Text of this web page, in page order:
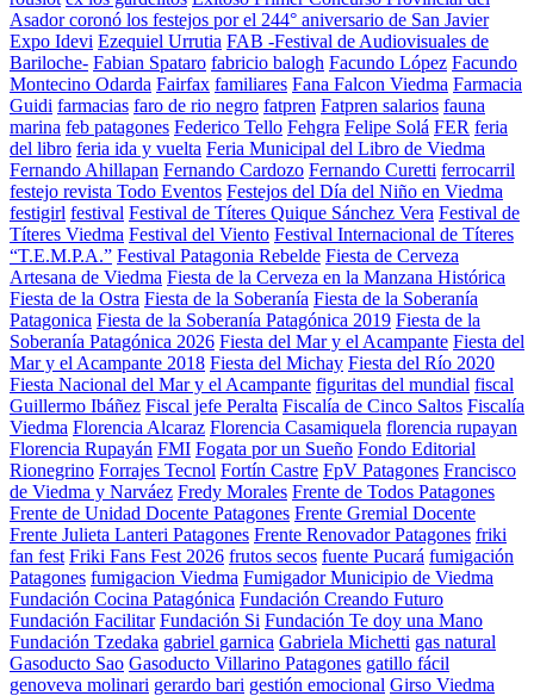
Asador coronó los festejos por el 244° aniversario de San Javier
Expo Idevi Ezequiel Urrutia FAB -Festival de Audiovisuales de
Bariloche- Fabian Spataro fabricio balogh Facundo López Facundo
Montecino Odarda Fairfax familiares Fana Falcon Viedma Farmacia
Guidi farmacias faro de rio negro fatpren Fatpren salarios fauna
marina feb patagones Federico Tello Fehgra Felipe Solá FER feria
del libro feria ida y vuelta Feria Municipal del Libro de Viedma
Fernando Ahillapan Fernando Cardozo Fernando Curetti ferrocarril
festejo revista Todo Eventos Festejos del Día del Niño en Viedma
festigirl festival Festival de Títeres Quique Sánchez Vera Festival de
Títeres Viedma Festival del Viento Festival Internacional de Títeres
“T.E.M.P.A.” Festival Patagonia Rebelde Fiesta de Cerveza
Artesana de Viedma Fiesta de la Cerveza en la Manzana Histórica
Fiesta de la Ostra Fiesta de la Soberanía Fiesta de la Soberanía
Patagonica Fiesta de la Soberanía Patagónica 2019 Fiesta de la
Soberanía Patagónica 2026 Fiesta del Mar y el Acampante Fiesta del
Mar y el Acampante 2018 Fiesta del Michay Fiesta del Río 2020
Fiesta Nacional del Mar y el Acampante figuritas del mundial fiscal
Guillermo Ibáñez Fiscal jefe Peralta Fiscalía de Cinco Saltos Fiscalía
Viedma Florencia Alcaraz Florencia Casamiquela florencia rupayan
Florencia Rupayán FMI Fogata por un Sueño Fondo Editorial
Rionegrino Forrajes Tecnol Fortín Castre FpV Patagones Francisco
de Viedma y Narváez Fredy Morales Frente de Todos Patagones
Frente de Unidad Docente Patagones Frente Gremial Docente
Frente Julieta Lanteri Patagones Frente Renovador Patagones friki
fan fest Friki Fans Fest 2026 frutos secos fuente Pucará fumigación
Patagones fumigacion Viedma Fumigador Municipio de Viedma
Fundación Cocina Patagónica Fundación Creando Futuro
Fundación Facilitar Fundación Si Fundación Te doy una Mano
Fundación Tzedaka gabriel garnica Gabriela Michetti gas natural
Gasoducto Sao Gasoducto Villarino Patagones gatillo fácil
genoveva molinari gerardo bari gestión emocional Girso Viedma